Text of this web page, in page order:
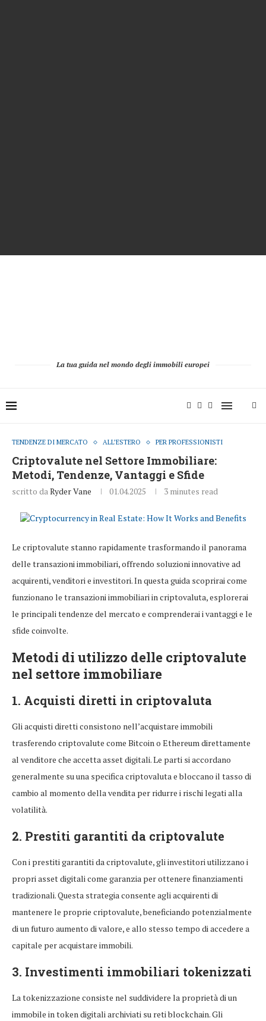
La tua guida nel mondo degli immobili europei
TENDENZE DI MERCATO ALL’ESTERO PER PROFESSIONISTI
Criptovalute nel Settore Immobiliare:
Metodi, Tendenze, Vantaggi e Sfide
scritto daRyder Vane 01.04.2025 3 minutes read
Le criptovalute stanno rapidamente trasformando il panorama
delle transazioni immobiliari, offrendo soluzioni innovative ad
acquirenti, venditori e investitori. In questa guida scoprirai come
funzionano le transazioni immobiliari in criptovaluta, esplorerai
le principali tendenze del mercato e comprenderai i vantaggi e le
sfide coinvolte.
Metodi di utilizzo delle criptovalute
nel settore immobiliare
1. Acquisti diretti in criptovaluta
Gli acquisti diretti consistono nell’acquistare immobili
trasferendo criptovalute come Bitcoin o Ethereum direttamente
al venditore che accetta asset digitali. Le parti si accordano
generalmente su una specifica criptovaluta e bloccano il tasso di
cambio al momento della vendita per ridurre i rischi legati alla
volatilità.
2. Prestiti garantiti da criptovalute
Con i prestiti garantiti da criptovalute, gli investitori utilizzano i
propri asset digitali come garanzia per ottenere finanziamenti
tradizionali. Questa strategia consente agli acquirenti di
mantenere le proprie criptovalute, beneficiando potenzialmente
di un futuro aumento di valore, e allo stesso tempo di accedere a
capitale per acquistare immobili.
3. Investimenti immobiliari tokenizzati
La tokenizzazione consiste nel suddividere la proprietà di un
immobile in token digitali archiviati su reti blockchain. Gli